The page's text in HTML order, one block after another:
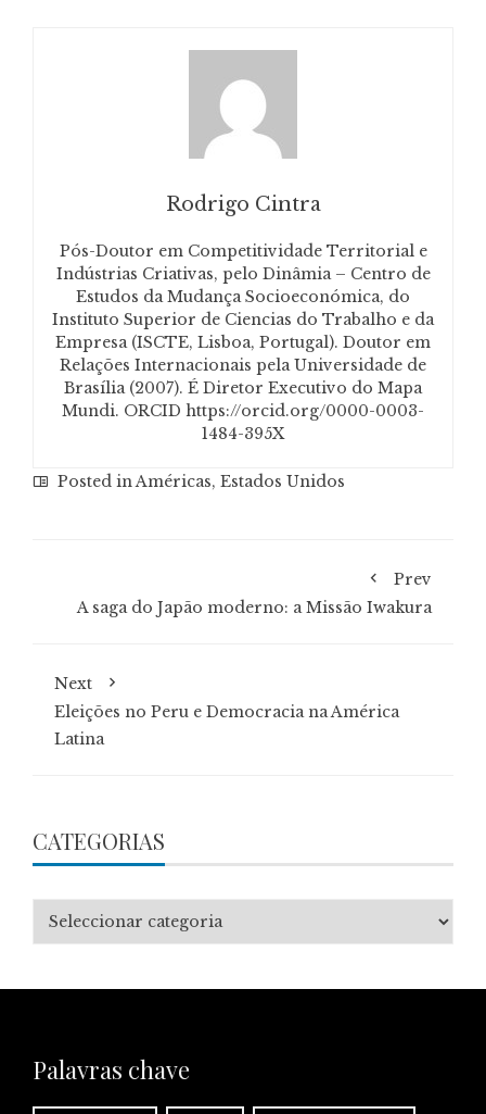
Rodrigo Cintra
Pós-Doutor em Competitividade Territorial e
Indústrias Criativas, pelo Dinâmia – Centro de
Estudos da Mudança Socioeconómica, do
Instituto Superior de Ciencias do Trabalho e da
Empresa (ISCTE, Lisboa, Portugal). Doutor em
Relações Internacionais pela Universidade de
Brasília (2007). É Diretor Executivo do Mapa
Mundi. ORCID https://orcid.org/0000-0003-
1484-395X
Posted inAméricas, Estados Unidos
Prev
A saga do Japão moderno: a Missão Iwakura
Next
Eleições no Peru e Democracia na América
Latina
CATEGORIAS
Categorias
Palavras chave